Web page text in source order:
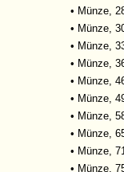
• Münze,
• Münze,
• Münze,
• Münze,
• Münze,
• Münze,
• Münze,
• Münze,
• Münze,
• Münze,